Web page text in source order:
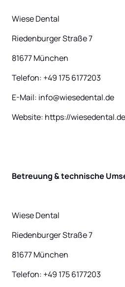
Wiese Dental
Riedenburger Straße 7
81677 München
Telefon: +49 175 6177203
E-Mail: info@wiesedental.de
Website: https://
Betreuung & technische
Wiese Dental
Riedenburger Straße 7
81677 München
Telefon: +49 175 6177203